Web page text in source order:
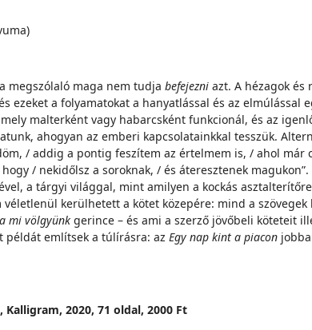
megszólaló maga nem tudja befejezni azt. A hézagok
ezeket a folyamatokat a hanyatlással és az
malterként vagy habarcsként funkcionál, és az
ahogyan az emberi kapcsolatainkkal tesszük.
/ addig a pontig feszítem az értelmem is, / ahol
/ nekidőlsz a soroknak, / és áteresztenek
a tárgyi világgal, mint amilyen a kockás
véletlenül kerülhetett a kötet közepére: mind a
mi völgyünk gerince – és ami a szerző jövőbeli köteteit
példát említsek a túlírásra: az Egy nap kint a piacon
, Kalligram, 2020, 71 oldal, 2000 Ft